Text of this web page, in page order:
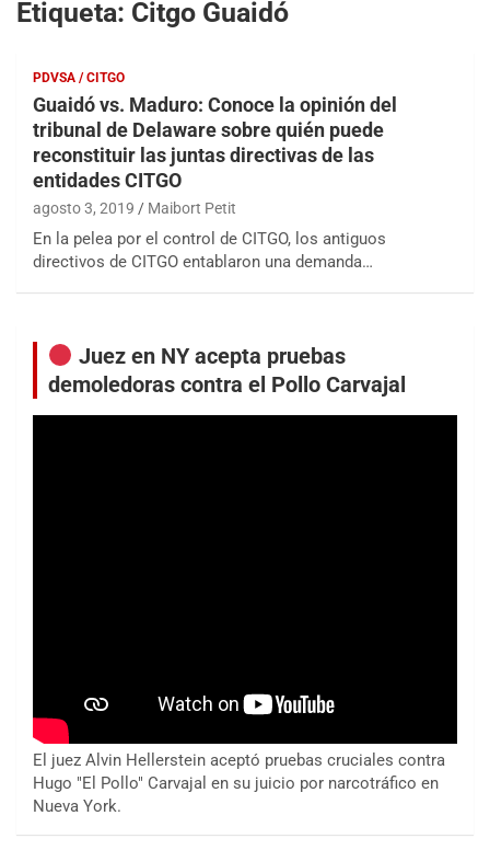
Etiqueta: Citgo Guaidó
PDVSA / CITGO
Guaidó vs. Maduro: Conoce la opinión del
tribunal de Delaware sobre quién puede
reconstituir las juntas directivas de las
entidades CITGO
agosto 3, 2019 Maibort Petit
En la pelea por el control de CITGO, los antiguos
directivos de CITGO entablaron una demanda…
Juez en NY acepta pruebas
demoledoras contra el Pollo Carvajal
El juez Alvin Hellerstein aceptó pruebas cruciales contra
Hugo "El Pollo" Carvajal en su juicio por narcotráfico en
Nueva York.